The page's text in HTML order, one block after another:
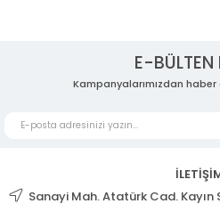
E-BÜLTEN
Kampanyalarımızdan
Sanayi Mah. Atatürk Cad. Kayın